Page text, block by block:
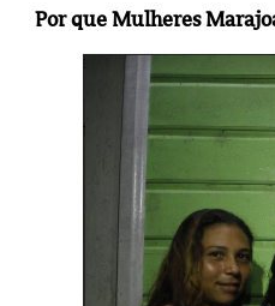
Por que Mulheres